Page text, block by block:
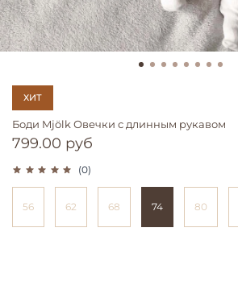
ХИТ
(0)
Боди Mjölk Овечки с длинным рукавом
799.00 руб
56 62 68 74 80